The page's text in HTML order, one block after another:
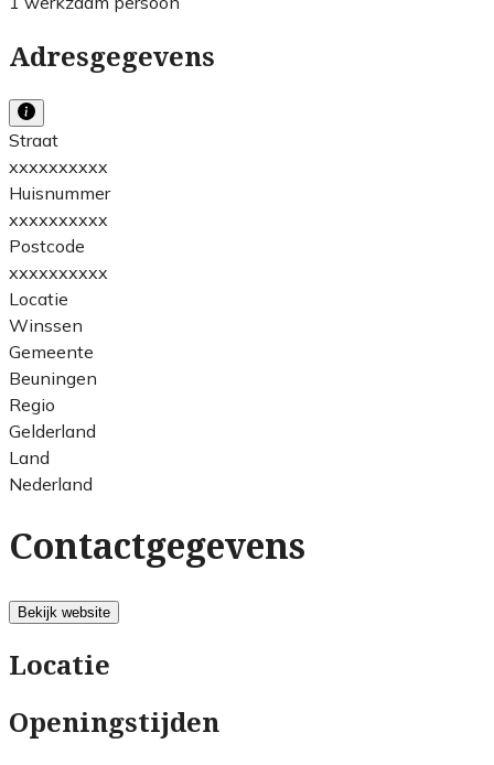
Adresgegevens
Straat
xxxxxxxxxx
Huisnummer
xxxxxxxxxx
Postcode
xxxxxxxxxx
Locatie
Winssen
Gemeente
Beuningen
Regio
Gelderland
Land
Nederland
Contactgegevens
Bekijk website
Locatie
Openingstijden